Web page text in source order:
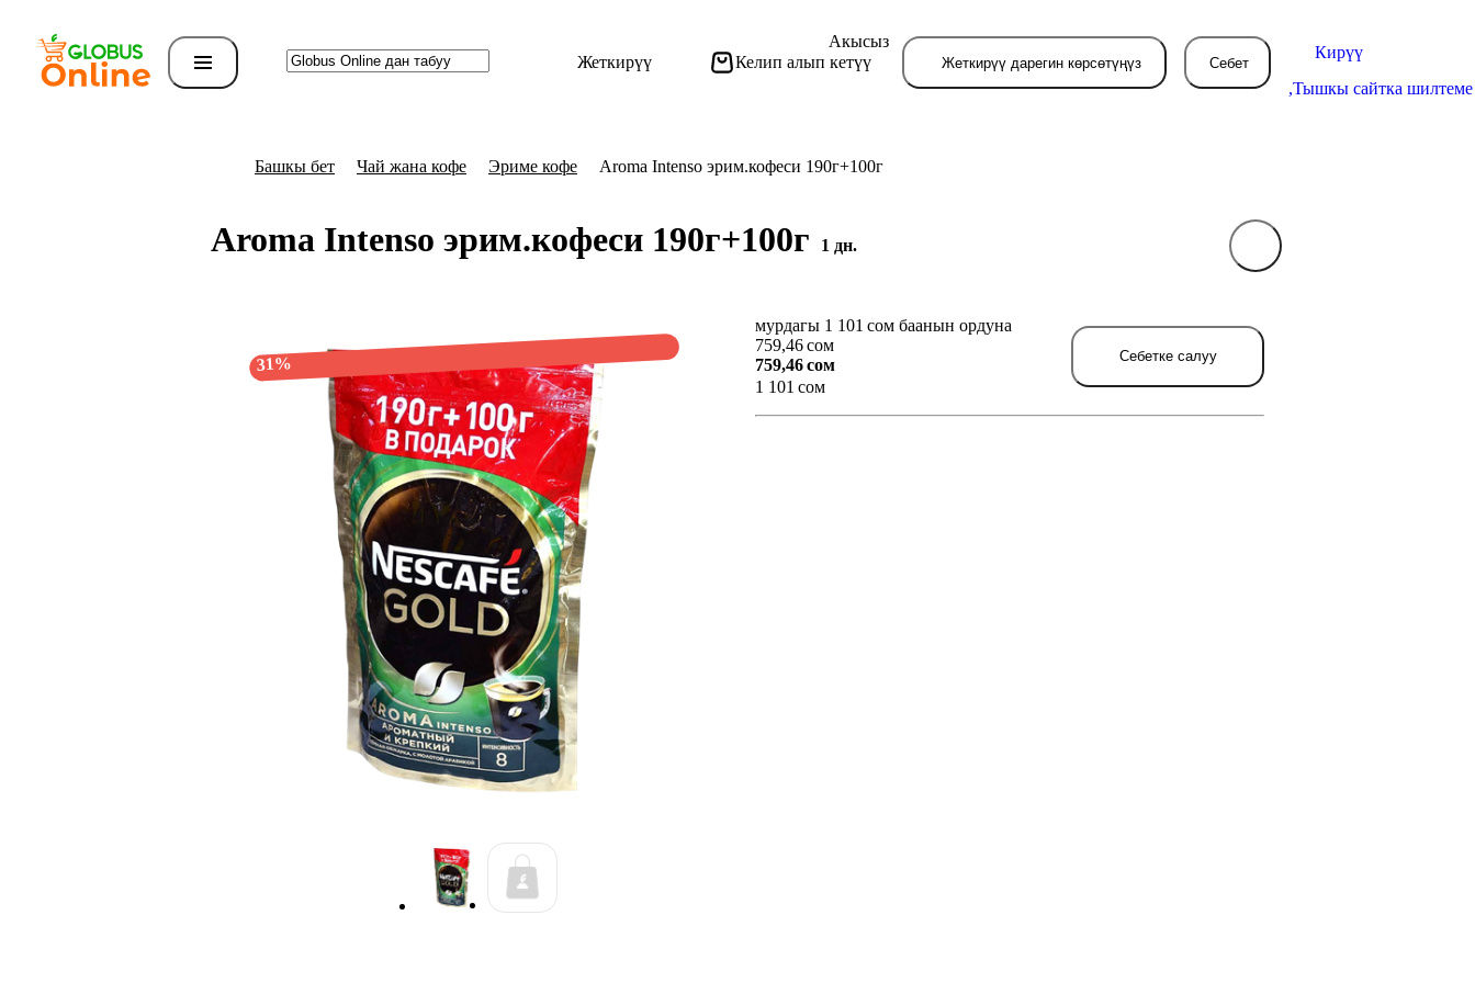
Жеткирүү Келип алып кетүү
Акысыз
Жеткирүү дарегин көрсөтүңүз Себет
Кирүү
,Тышкы сайтка шилтеме
Башкы бет Чай жана кофе Эриме кофе Aroma Intenso эрим.кофеси 190г+100г
Aroma Intenso эрим.кофеси 190г+100г 1 дн.
31%
мурдагы 1 101 сом баанын ордуна
759,46 сом
759,46 сом
1 101 сом
Себетке салуу
Бул жерде сиз буйрутма берген
товарлар пайда болот.